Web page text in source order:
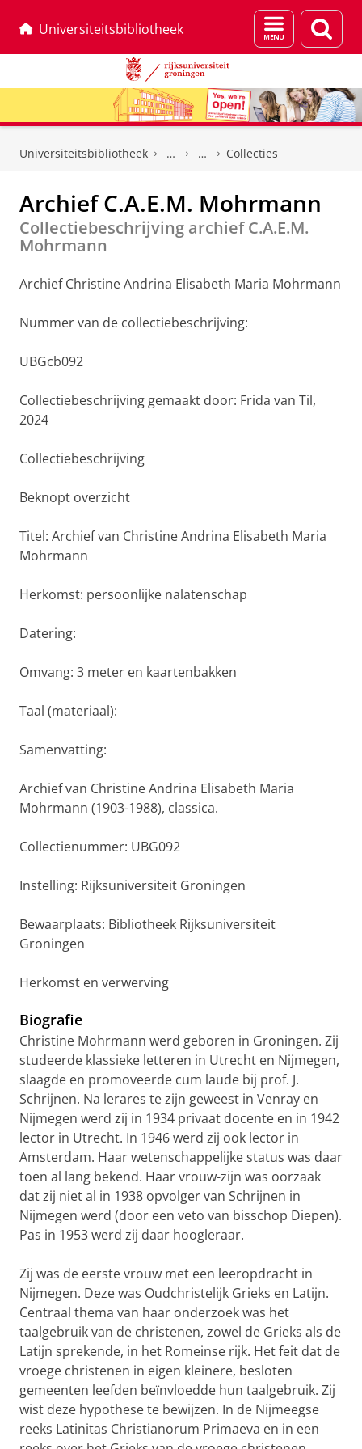
Universiteitsbibliotheek
Menu
en
Universiteitsbibliotheek Collecties
Archief C.A.E.M. Mohrmann
Collectiebeschrijving archief C.A.E.M.
Mohrmann
Archief Christine Andrina Elisabeth Maria Mohrmann
Nummer van de collectiebeschrijving:
UBGcb092
Collectiebeschrijving gemaakt door: Frida van Til,
2024
Collectiebeschrijving
Beknopt overzicht
Titel: Archief van Christine Andrina Elisabeth Maria
Mohrmann
Herkomst: persoonlijke nalatenschap
Datering:
Omvang: 3 meter en kaartenbakken
Taal (materiaal):
Samenvatting:
Archief van Christine Andrina Elisabeth Maria
Mohrmann (1903-1988), classica.
Collectienummer: UBG092
Instelling: Rijksuniversiteit Groningen
Bewaarplaats: Bibliotheek Rijksuniversiteit
Groningen
Herkomst en verwerving
Biografie
Christine Mohrmann werd geboren in Groningen. Zij
studeerde klassieke letteren in Utrecht en Nijmegen,
slaagde en promoveerde cum laude bij prof. J.
Schrijnen. Na lerares te zijn geweest in Venray en
Nijmegen werd zij in 1934 privaat docente en in 1942
lector in Utrecht. In 1946 werd zij ook lector in
Amsterdam. Haar wetenschappelijke status was daar
toen al lang bekend. Haar vrouw-zijn was oorzaak
dat zij niet al in 1938 opvolger van Schrijnen in
Nijmegen werd (door een veto van bisschop Diepen).
Pas in 1953 werd zij daar hoogleraar.
Zij was de eerste vrouw met een leeropdracht in
Nijmegen. Deze was Oudchristelijk Grieks en Latijn.
Centraal thema van haar onderzoek was het
taalgebruik van de christenen, zowel de Grieks als de
Latijn sprekende, in het Romeinse rijk. Het feit dat de
vroege christenen in eigen kleinere, besloten
gemeenten leefden beïnvloedde hun taalgebruik. Zij
wist deze hypothese te bewijzen. In de Nijmeegse
reeks Latinitas Christianorum Primaeva en in een